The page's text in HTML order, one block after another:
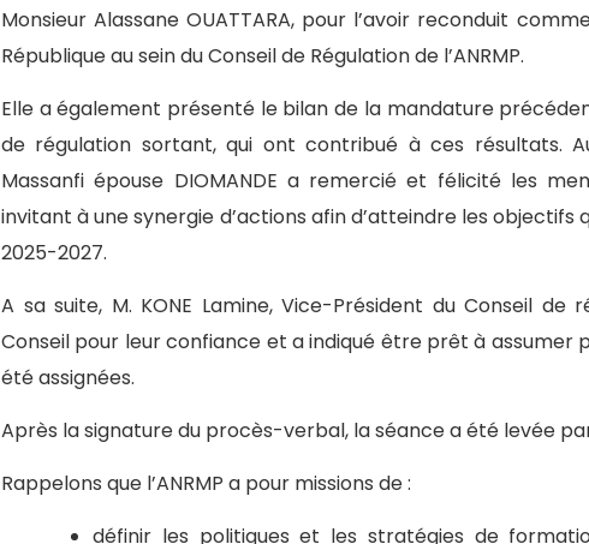
Monsieur Alassane OUATTARA, pour l’avoir reconduit
République au sein du Conseil de Régulation de l’ANRMP.
Elle a également présenté le bilan de la mandature
de régulation sortant, qui ont contribué à ces résultats.
Massanfi épouse DIOMANDE a remercié et félicité les
invitant à une synergie d’actions afin d’atteindre les
2025-2027.
A sa suite, M. KONE Lamine, Vice-Président du Conseil
Conseil pour leur confiance et a indiqué être prêt à assumer
été assignées.
Après la signature du procès-verbal, la séance a été levée
Rappelons que l’ANRMP a pour missions de :
définir les politiques et les stratégies de